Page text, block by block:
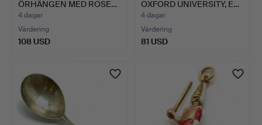
ÖRHÄNGEN MED ROSE…
4 dagar
Värdering
108 USD
OXFORD UNIVERSITY, E…
4 dagar
Värdering
81 USD